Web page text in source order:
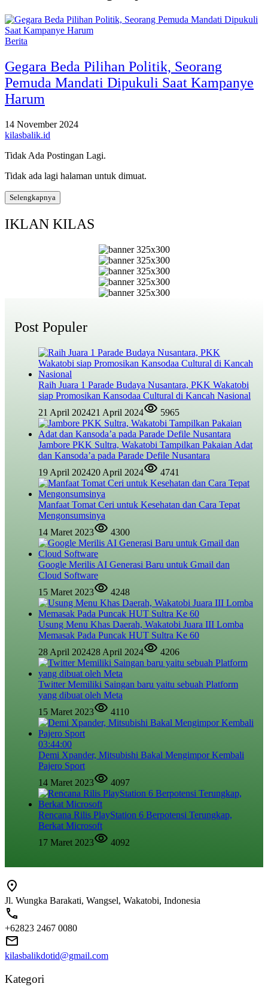
Berita
Gegara Beda Pilihan Politik, Seorang
Pemuda Mandati Dipukuli Saat Kampanye
Harum
14 November 2024
kilasbalik.id
Tidak Ada Postingan Lagi.
Tidak ada lagi halaman untuk dimuat.
Selengkapnya
IKLAN KILAS
Post Populer
Raih Juara 1 Parade Budaya Nusantara, PKK Wakatobi
siap Promosikan Kansodaa Cultural di Kancah Nasional
21 April 202421 April 2024 5965
Jambore PKK Sultra, Wakatobi Tampilkan Pakaian Adat
dan Kansoda’a pada Parade Defile Nusantara
19 April 202420 April 2024 4741
Manfaat Tomat Ceri untuk Kesehatan dan Cara Tepat
Mengonsumsinya
14 Maret 2023
4300
Google Merilis AI Generasi Baru untuk Gmail dan
Cloud Software
15 Maret 2023
4248
Usung Menu Khas Daerah, Wakatobi Juara III Lomba
Memasak Pada Puncak HUT Sultra Ke 60
28 April 202428 April 2024 4206
Twitter Memiliki Saingan baru yaitu sebuah Platform
yang dibuat oleh Meta
15 Maret 2023
4110
03:44:00
Demi Xpander, Mitsubishi Bakal Mengimpor Kembali
Pajero Sport
14 Maret 2023
4097
Rencana Rilis PlayStation 6 Berpotensi Terungkap,
Berkat Microsoft
17 Maret 2023
4092
Jl. Wungka Barakati, Wangsel, Wakatobi, Indonesia
+62823 2467 0080
kilasbalikdotid@gmail.com
Kategori